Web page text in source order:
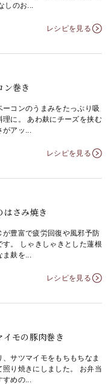
しのお...
レシピを見る
ン巻き
ーコンのうまみをたっぷり吸
理に。 あわ麸にチーズを挟む
がアッ...
レシピを見る
はさみ焼き
が豊富で疲労回復や風邪予防
す。 しゃきしゃきとした蓮根
ま麸を...
レシピを見る
イモの豚肉巻き
サツマイモをもちもちなま
照り焼きにしました。 お弁当
すめの...